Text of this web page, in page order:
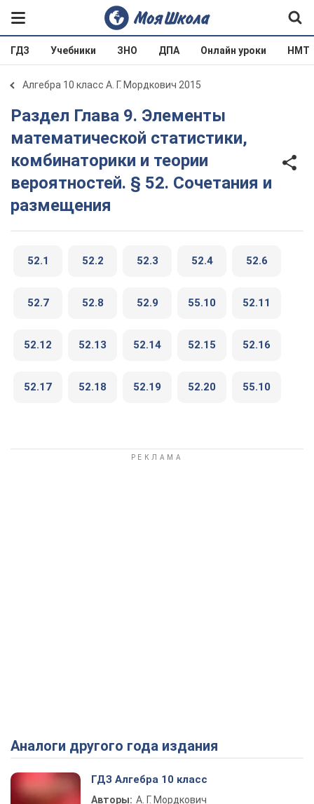
ГДЗ Учебники ЗНО ДПА Онлайн уроки НМТ
Алгебра 10 класс А. Г. Мордкович 2015
Раздел Глава 9. Элементы
математической статистики,
комбинаторики и теории
вероятностей. § 52. Сочетания и
размещения
52.1 52.2 52.3 52.4 52.6
52.7 52.8 52.9 55.10 52.11
52.12 52.13 52.14 52.15 52.16
52.17 52.18 52.19 52.20 55.10
Аналоги другого года издания
ГДЗ Алгебра 10 класс
Авторы: А. Г. Мордкович